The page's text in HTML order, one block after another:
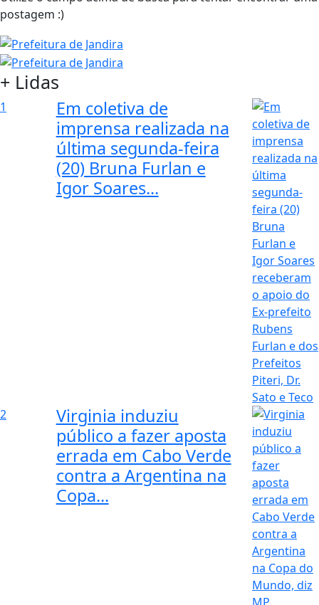
postagem :)
+ Lidas
1
Em coletiva de
imprensa realizada na
última segunda-feira
(20) Bruna Furlan e
Igor Soares...
2
Virginia induziu
público a fazer aposta
errada em Cabo Verde
contra a Argentina na
Copa...